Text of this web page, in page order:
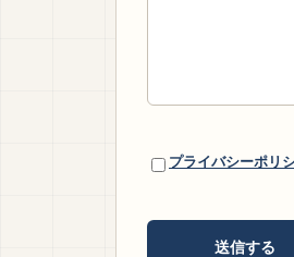
プライバシーポリ
送信する